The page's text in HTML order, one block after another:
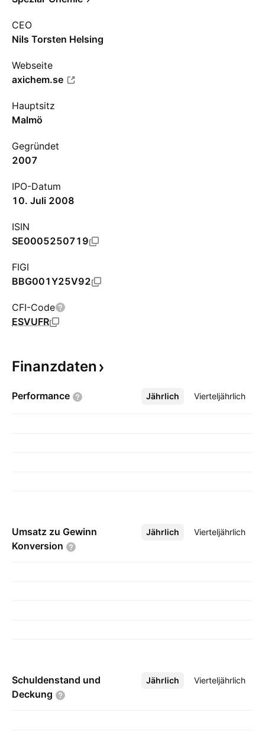
CEO
Nils Torsten Helsing
Webseite
axichem.se
Hauptsitz
Malmö
Gegründet
2007
IPO-Datum
10. Juli 2008
ISIN
SE0005250719
FIGI
BBG001Y25V92
CFI-Code
ESVUFR
Finanzdaten
Performance Jährlich Vierteljährlich
Mehr
Umsatz zu Gewinn
Konversion
Jährlich Vierteljährlich
Mehr
Schuldenstand und
Deckung
Jährlich Vierteljährlich
Mehr